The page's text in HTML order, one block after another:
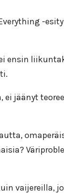
-
ensin
jäänyt
vaijereilla,